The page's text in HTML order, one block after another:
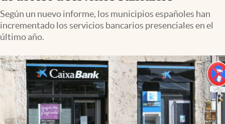
Según un nuevo informe, los municipios españoles han
incrementado los servicios bancarios presenciales en el
último año.